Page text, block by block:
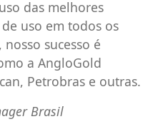
das melhores
uso em todos os
sucesso é
a AngloGold
Petrobras e outras.
Brasil